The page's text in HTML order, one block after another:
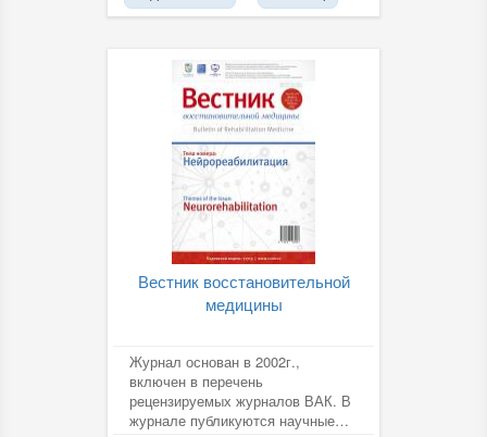
Вестник восстановительной
медицины
Журнал основан в 2002г.,
включен в перечень
рецензируемых журналов ВАК. В
журнале публикуются научные